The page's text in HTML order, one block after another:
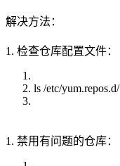
解决方法：
1. 检查仓库配置文件：
ls /etc/yum.repos.d/
1. 禁用有问题的仓库：